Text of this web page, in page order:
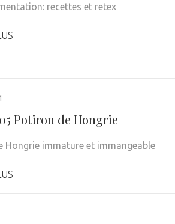
recettes et retex
Potiron de Hongrie
Hongrie immature et immangeable